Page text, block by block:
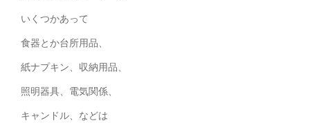
いくつかあって
食器とか台所用品、
紙ナプキン、収納用品、
照明器具、電気関係、
キャンドル、などは